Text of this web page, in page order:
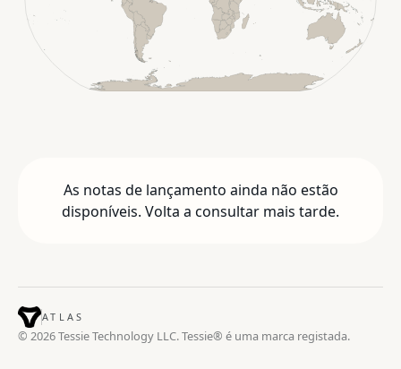
As notas de lançamento ainda não estão
disponíveis. Volta a consultar mais tarde.
ATLAS
© 2026 Tessie Technology LLC. Tessie® é uma marca registada.